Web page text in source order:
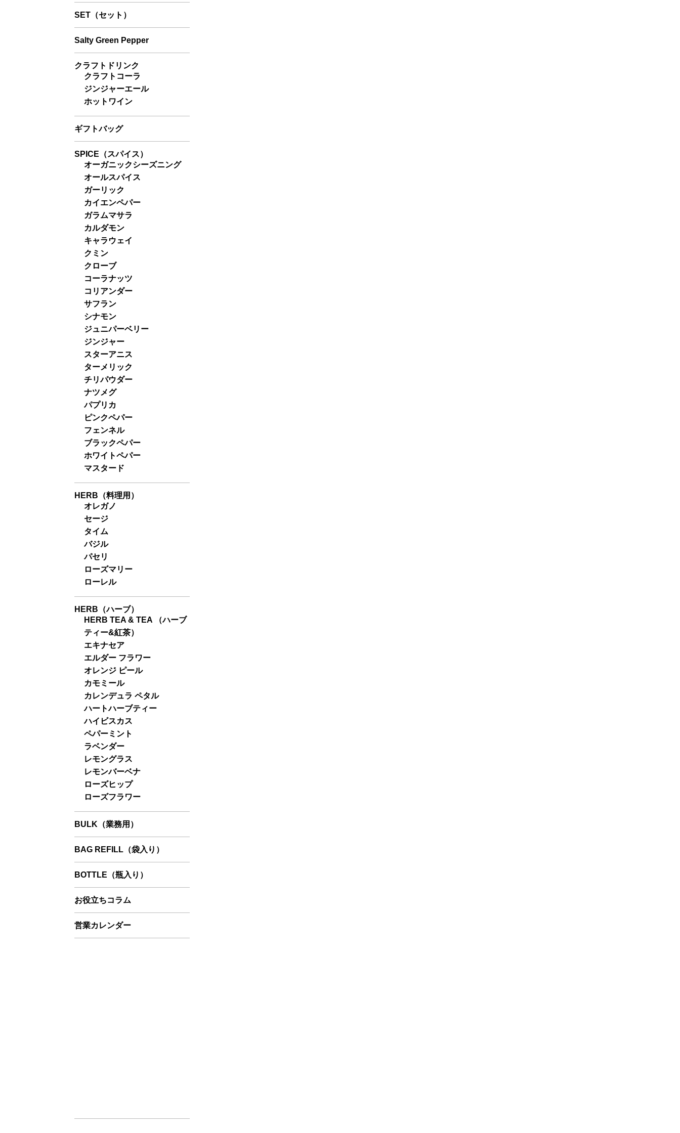
SET（セット）
Salty Green Pepper
クラフトドリンク
クラフトコーラ
ジンジャーエール
ホットワイン
ギフトバッグ
SPICE（スパイス）
オーガニックシーズニング
オールスパイス
ガーリック
カイエンペパー
ガラムマサラ
カルダモン
キャラウェイ
クミン
クローブ
コーラナッツ
コリアンダー
サフラン
シナモン
ジュニパーベリー
ジンジャー
スターアニス
ターメリック
チリパウダー
ナツメグ
パプリカ
ピンクペパー
フェンネル
ブラックペパー
ホワイトペパー
マスタード
HERB（料理用）
オレガノ
セージ
タイム
バジル
パセリ
ローズマリー
ローレル
HERB（ハーブ）
HERB TEA & TEA （ハーブ
ティー&紅茶）
エキナセア
エルダー フラワー
オレンジ ピール
カモミール
カレンデュラ ペタル
ハートハーブティー
ハイビスカス
ペパーミント
ラベンダー
レモングラス
レモンバーベナ
ローズヒップ
ローズフラワー
BULK（業務用）
BAG REFILL（袋入り）
BOTTLE（瓶入り）
お役立ちコラム
営業カレンダー